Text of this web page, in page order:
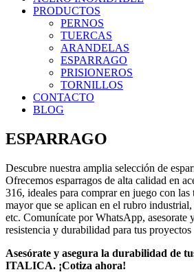
PRODUCTOS
PERNOS
TUERCAS
ARANDELAS
ESPARRAGO
PRISIONEROS
TORNILLOS
CONTACTO
BLOG
ESPARRAGO
Descubre nuestra amplia selección de
Ofrecemos esparragos de alta calidad en
316, ideales para comprar en juego con las
mayor que se aplican en el rubro
etc. Comunícate por WhatsApp, asesorate
resistencia y durabilidad para tus
Asesórate y asegura la durabilidad de
ITALICA. ¡Cotiza ahora!